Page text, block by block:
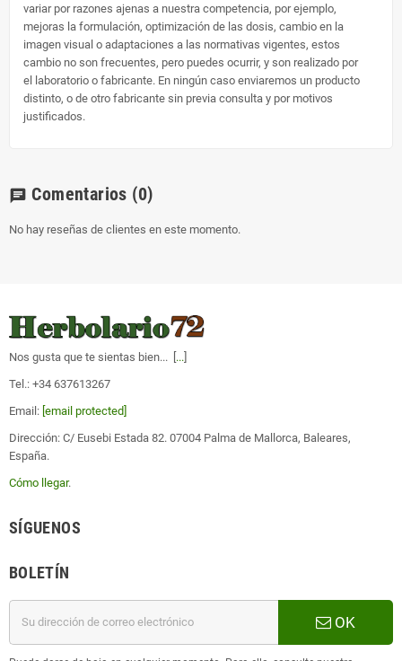
variar por razones ajenas a nuestra competencia, por ejemplo,
mejoras la formulación, optimización de las dosis, cambio en la
imagen visual o adaptaciones a las normativas vigentes, estos
cambio no son frecuentes, pero puedes ocurrir, y son realizado por
el laboratorio o fabricante. En ningún caso enviaremos un producto
distinto, o de otro fabricante sin previa consulta y por motivos
justificados.
chat Comentarios (0)
No hay reseñas de clientes en este momento.
Nos gusta que te sientas bien... [ ...
Tel.: +34 637613267
Email: [email protected]
Dirección: C/ Eusebi Estada 82. 07004 Palma de Mallorca, Baleares,
España.
Cómo llegar.
SÍGUENOS
BOLETÍN
OK